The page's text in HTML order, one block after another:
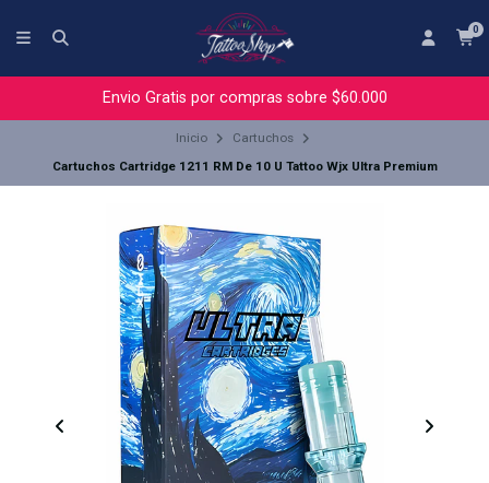
0
Envio Gratis por compras sobre $60.000
Inicio
Cartuchos
Cartuchos Cartridge 1211 RM De 10 U Tattoo Wjx Ultra Premium